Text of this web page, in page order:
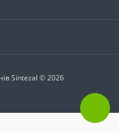
Sintezal © 2026